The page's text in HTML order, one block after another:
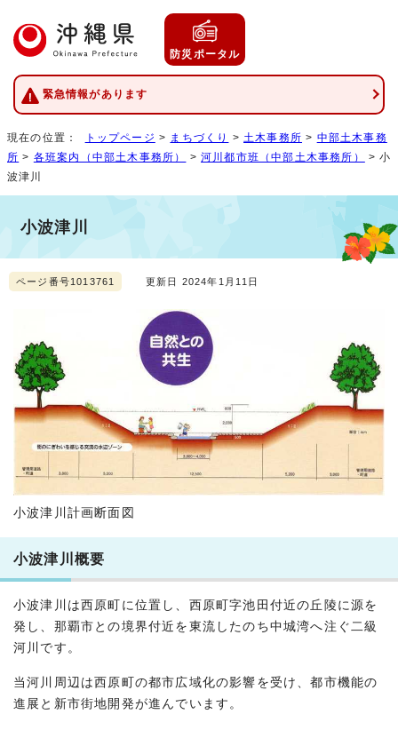
防災ポータル
緊急情報があります
現在の位置： トップページ > まちづくり > 土木事務所 > 中部土木事務
所 > 各班案内（中部土木事務所） >河川都市班（中部土木事務所）
> 小
波津川
小波津川
ページ番号1013761 更新日 2024年1月11日
小波津川計画断面図
小波津川概要
小波津川は西原町に位置し、西原町字池田付近の丘陵に源を
発し、那覇市との境界付近を東流したのち中城湾へ注ぐ二級
河川です。
当河川周辺は西原町の都市広域化の影響を受け、都市機能の
進展と新市街地開発が進んでいます。